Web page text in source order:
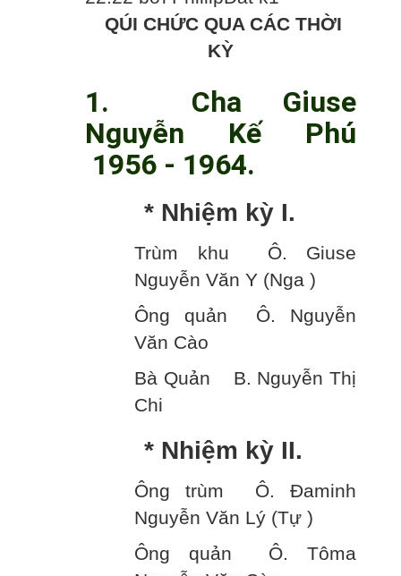
QÚI CHỨC QUA CÁC THỜI
KỲ
1. Cha Giuse
Nguyễn Kế Phú
1956 - 1964.
* Nhiệm kỳ I.
Trùm khu Ô. Giuse
Nguyễn Văn Y (Nga )
Ông quản Ô. Nguyễn
Văn Cào
Bà Quản B. Nguyễn Thị
Chi
* Nhiệm kỳ II.
Ông trùm Ô. Đaminh
Nguyễn Văn Lý (Tự )
Ông quản Ô. Tôma